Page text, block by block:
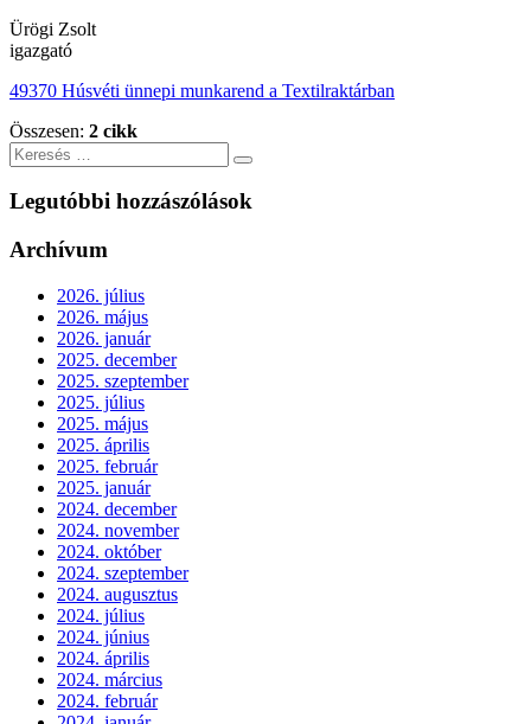
Ürögi Zsolt
igazgató
49370 Húsvéti ünnepi munkarend a Textilraktárban
Összesen: 2 cikk
Keresés
Legutóbbi hozzászólások
Archívum
2026. július
2026. május
2026. január
2025. december
2025. szeptember
2025. július
2025. május
2025. április
2025. február
2025. január
2024. december
2024. november
2024. október
2024. szeptember
2024. augusztus
2024. július
2024. június
2024. április
2024. március
2024. február